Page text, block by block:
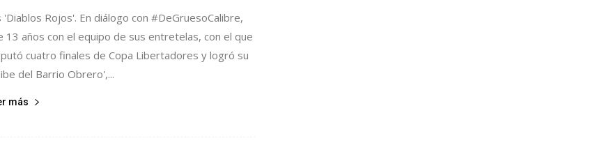
Rojos'. En diálogo con #DeGruesoCalibre,
años con el equipo de sus entretelas, con el que
cuatro finales de Copa Libertadores y logró su
del Barrio Obrero',...
más